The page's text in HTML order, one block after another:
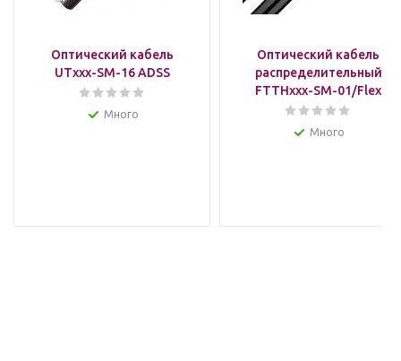
Оптический кабель
UTxxx-SM-16 ADSS
Много
Оптический кабель
распределительный
FTTHxxx-SM-01/Flex
Много